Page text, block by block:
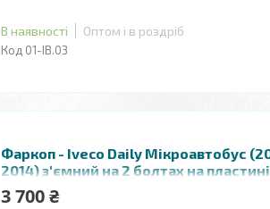
В наявності Оптом і в роздріб
01-ІВ.03
Фаркоп - Iveco Daily Мікроавтобус
2014) з'ємний на 2 болтах на пластині
3 700 ₴